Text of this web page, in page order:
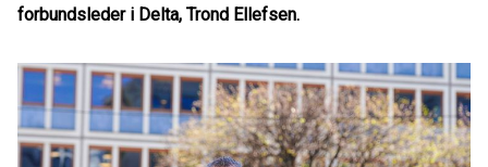
forbundsleder i Delta, Trond Ellefsen.